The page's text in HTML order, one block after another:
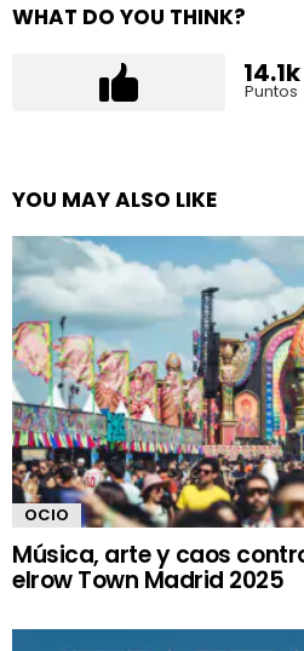
WHAT DO YOU THINK?
14.1k
Puntos
YOU MAY ALSO LIKE
OCIO
Música, arte y caos
elrow Town Madrid 2025